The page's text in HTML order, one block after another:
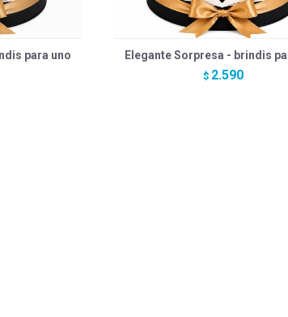
para uno Elegante Sorpresa - brindis
$ 2.590